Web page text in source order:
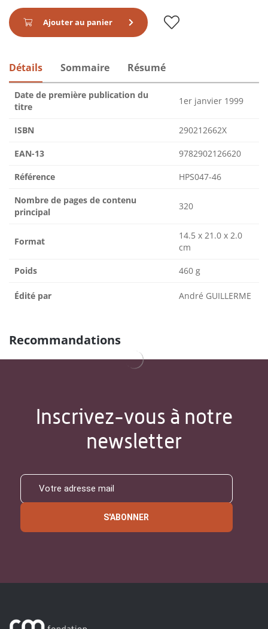
Ajouter au panier
Détails Sommaire Résumé
Date de première publication du
titre
1er janvier 1999
ISBN 290212662X
EAN-13 9782902126620
Référence HPS047-46
Nombre de pages de contenu
principal
320
Format
14.5 x 21.0 x 2.0
cm
Poids 460 g
Édité par André GUILLERME
Recommandations
Inscrivez-vous à notre
newsletter
S'ABONNER